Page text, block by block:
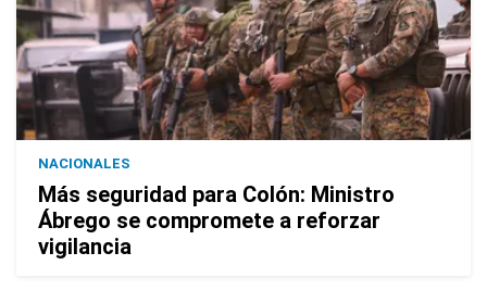
NACIONALES
Más seguridad para Colón: Ministro
Ábrego se compromete a reforzar
vigilancia